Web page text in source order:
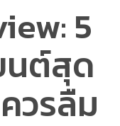
5
นต์สุด
วรลืม